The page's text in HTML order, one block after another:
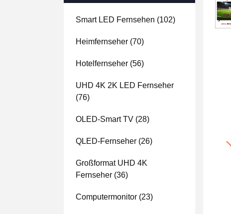
Smart LED Fernsehen (102)
Heimfernseher (70)
Hotelfernseher (56)
UHD 4K 2K LED Fernseher
(76)
OLED-Smart TV (28)
QLED-Fernseher (26)
Großformat UHD 4K
Fernseher (36)
Computermonitor (23)